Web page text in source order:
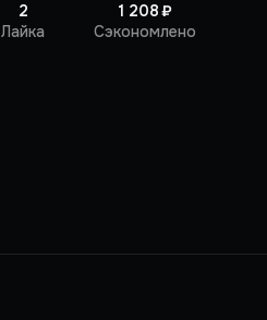
2
Лайка
1 208 ₽
Сэкономлено